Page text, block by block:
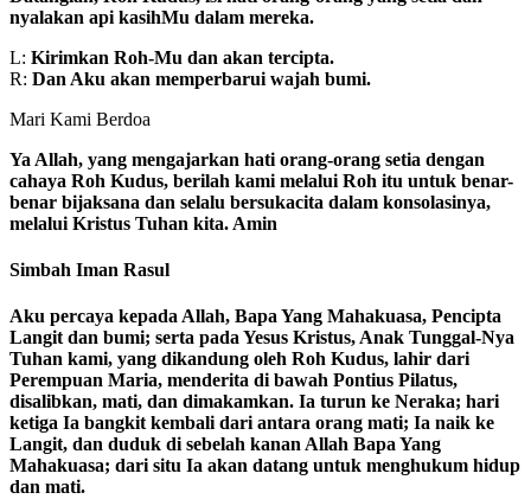
nyalakan api kasihMu dalam mereka.
L: Kirimkan Roh-Mu dan akan tercipta.
R: Dan Aku akan memperbarui wajah bumi.
Mari Kami Berdoa
Ya Allah, yang mengajarkan hati orang-orang setia dengan
cahaya Roh Kudus, berilah kami melalui Roh itu untuk benar-
benar bijaksana dan selalu bersukacita dalam konsolasinya,
melalui Kristus Tuhan kita. Amin
Simbah Iman Rasul
Aku percaya kepada Allah, Bapa Yang Mahakuasa, Pencipta
Langit dan bumi; serta pada Yesus Kristus, Anak Tunggal-Nya
Tuhan kami, yang dikandung oleh Roh Kudus, lahir dari
Perempuan Maria, menderita di bawah Pontius Pilatus,
disalibkan, mati, dan dimakamkan. Ia turun ke Neraka; hari
ketiga Ia bangkit kembali dari antara orang mati; Ia naik ke
Langit, dan duduk di sebelah kanan Allah Bapa Yang
Mahakuasa; dari situ Ia akan datang untuk menghukum hidup
dan mati.